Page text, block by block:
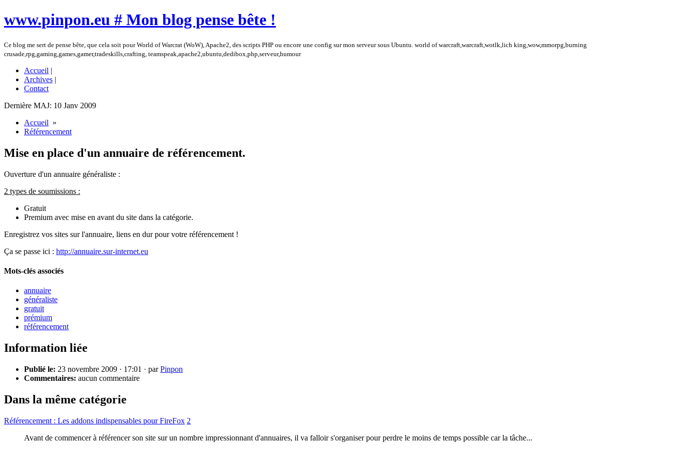
www.pinpon.eu # Mon blog pense bête !
Ce blog me sert de pense bête, que cela soit pour World of Warcrat (WoW), Apache2, des scripts PHP ou encore une config sur mon serveur sous Ubuntu. world of warcraft,warcraft,wotlk,lich king,wow,mmorpg,burning
crusade,rpg,gaming,games,gamer,tradeskills,crafting, teamspeak,apache2,ubuntu,dedibox,php,serveur,humour
Accueil |
Archives |
Contact
Dernière MAJ: 10 Janv 2009
Accueil »
Référencement
Mise en place d'un annuaire de référencement.
Ouverture d'un annuaire généraliste :
2 types de soumissions :
Gratuit
Premium avec mise en avant du site dans la catégorie.
Enregistrez vos sites sur l'annuaire, liens en dur pour votre référencement !
Ça se passe ici : http://annuaire.sur-internet.eu
Mots-clés associés
annuaire
généraliste
gratuit
prémium
référencement
Information liée
Publié le: 23 novembre 2009 · 17:01 · parPinpon
Commentaires: aucun commentaire
Dans la même catégorie
Référencement : Les addons indispensables pour FireFox 2
Avant de commencer à référencer son site sur un nombre impressionnant d'annuaires, il va falloir s'organiser pour perdre le moins de temps possible car la tâche...